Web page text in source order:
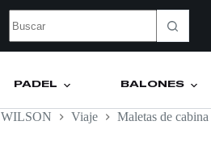
PÁDEL BALONES
WILSON Viaje Maletas de cabina